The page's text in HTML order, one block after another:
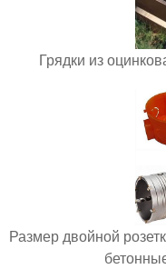
Грядки из
Размер двойной